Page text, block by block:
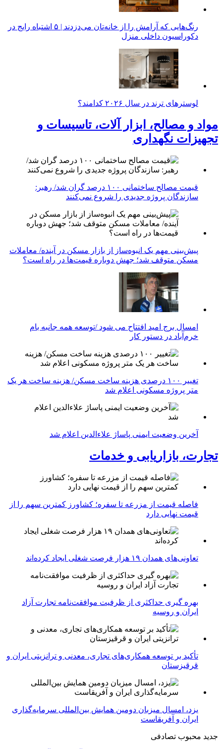
رنگ‌هایی که آرامش را از خانه‌تان می‌دزدند | ۵ اشتباه رایج در
دکوراسیون داخلی منزل
لوسترهای ترند در سال ۲۰۲۶ کدامند؟
مواد و مصالح، ابزار آلات، تاسیسات و
تجهیزات نگهداری
قیمت مصالح ساختمانی ۱۰۰ درصد گران شد/ رهبر:
سازندگان پروژه جدیدی را شروع نمی‌کنند
پیش‌بینی مهم یک انبوه‌ساز از بازار مسکن در آینده/ معاملات
مسکن متوقف شد؛ جهش دوباره قیمت‌ها در راه است؟
امسال برج امید افتتاح می شود /توسعه همه جانبه بام
خرم‌آباد در دستور کار
تغییر ۱۰۰ درصدی هزینه ساخت مسکن/ هزینه ساخت هر یک
متر پروژه مسکونی اعلام شد
آخرین وضعیت ایمنی پاساژ علاءالدین اعلام شد
تجارت، بازاریابی و خدمات
فاصله قیمت از مزرعه تا سفره؛ کشاورز کمترین سهم را از
قیمت نهایی دارد
تعاونی‌های همدان ۱۹ هزار فرصت شغلی ایجاد کرده‌اند
بهره گیری حداکثری از ظرفیت موافقت‌نامه تجارت آزاد
ایران و روسیه
تأکید بر توسعه همکاری‌های تجاری، معدنی و ترانزیتی ایران و
قرقیزستان
یزد، امسال میزبان دومین همایش بین‌المللی سرمایه‌گذاری
ایران و آفریقاست
جدید محبوب تصادفی